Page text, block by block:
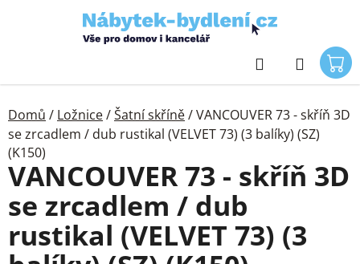
Hledat
Domů / Ložnice/Šatní skříně/VANCOUVER 73 - skříň 3D
se zrcadlem / dub rustikal (VELVET 73) (3 balíky) (SZ)
(K150)
VANCOUVER 73 - skříň 3D
se zrcadlem / dub
rustikal (VELVET 73) (3